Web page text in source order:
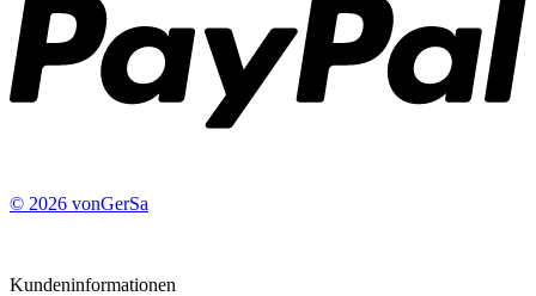
© 2026 vonGerSa
Kundeninformationen